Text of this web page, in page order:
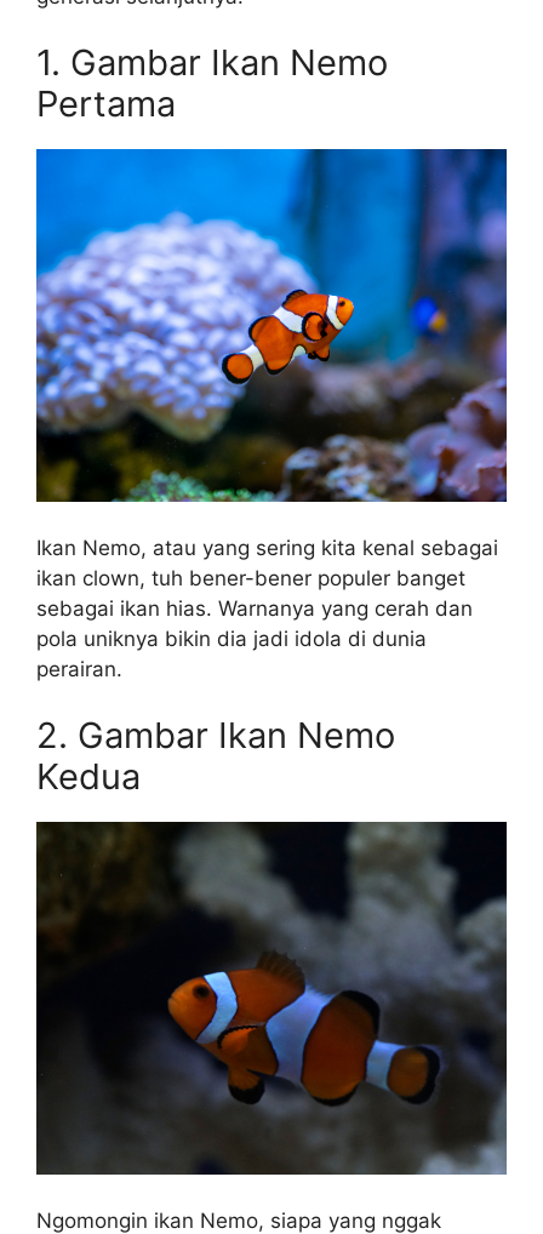
1. Gambar Ikan Nemo
Pertama
Ikan Nemo, atau yang sering kita kenal sebagai
ikan clown, tuh bener-bener populer banget
sebagai ikan hias. Warnanya yang cerah dan
pola uniknya bikin dia jadi idola di dunia
perairan.
2. Gambar Ikan Nemo
Kedua
Ngomongin ikan Nemo, siapa yang nggak